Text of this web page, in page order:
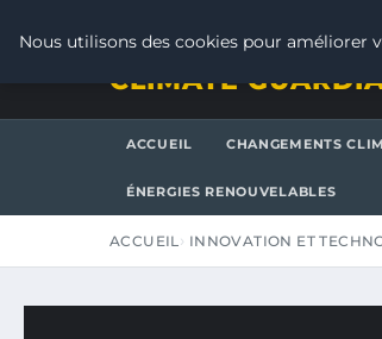
CLIMATE
ACCUEIL CHANGEMENTS
ÉNERGIES RENOUVELABLES
ACCUEIL INNOVATION ET
Nous utilisons des cookies pour améliorer